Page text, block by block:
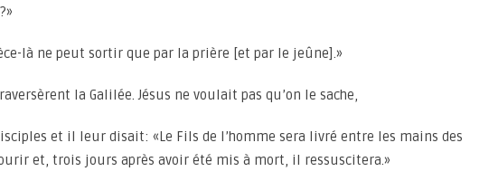
là ne peut sortir que par la prière [et par le jeûne].»
la Galilée. Jésus ne voulait pas qu’on le sache,
et il leur disait: «Le Fils de l’homme sera livré entre les mains des
et, trois jours après avoir été mis à mort, il ressuscitera.»